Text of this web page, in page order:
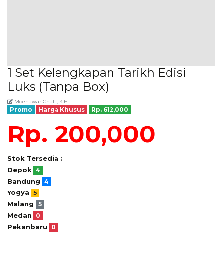
1 Set Kelengkapan Tarikh Edisi
Luks (Tanpa Box)
Moenawar Chalil, K.H.
Promo Harga Khusus Rp. 612,000
Rp. 200,000
Stok Tersedia :
Depok 4
Bandung 4
Yogya 5
Malang 5
Medan 0
Pekanbaru 0